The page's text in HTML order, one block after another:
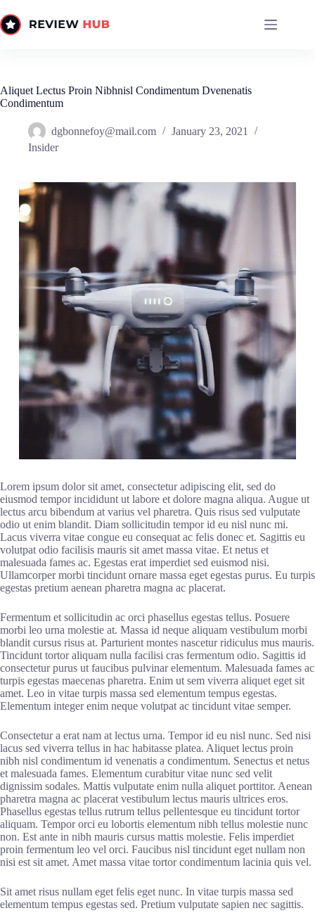
to
content
Aliquet Lectus Proin Nibhnisl Condimentum Dvenenatis
Condimentum
dgbonnefoy@mail.com
January 23, 2021
Insider
Lorem ipsum dolor sit amet, consectetur adipiscing elit, sed do
eiusmod tempor incididunt ut labore et dolore magna aliqua. Augue ut
lectus arcu bibendum at varius vel pharetra. Quis risus sed vulputate
odio ut enim blandit. Diam sollicitudin tempor id eu nisl nunc mi.
Lacus viverra vitae congue eu consequat ac felis donec et. Sagittis eu
volutpat odio facilisis mauris sit amet massa vitae. Et netus et
malesuada fames ac. Egestas erat imperdiet sed euismod nisi.
Ullamcorper morbi tincidunt ornare massa eget egestas purus. Eu turpis
egestas pretium aenean pharetra magna ac placerat.
Fermentum et sollicitudin ac orci phasellus egestas tellus. Posuere
morbi leo urna molestie at. Massa id neque aliquam vestibulum morbi
blandit cursus risus at. Parturient montes nascetur ridiculus mus mauris.
Tincidunt tortor aliquam nulla facilisi cras fermentum odio. Sagittis id
consectetur purus ut faucibus pulvinar elementum. Malesuada fames ac
turpis egestas maecenas pharetra. Enim ut sem viverra aliquet eget sit
amet. Leo in vitae turpis massa sed elementum tempus egestas.
Elementum integer enim neque volutpat ac tincidunt vitae semper.
Consectetur a erat nam at lectus urna. Tempor id eu nisl nunc. Sed nisi
lacus sed viverra tellus in hac habitasse platea. Aliquet lectus proin
nibh nisl condimentum id venenatis a condimentum. Senectus et netus
et malesuada fames. Elementum curabitur vitae nunc sed velit
dignissim sodales. Mattis vulputate enim nulla aliquet porttitor. Aenean
pharetra magna ac placerat vestibulum lectus mauris ultrices eros.
Phasellus egestas tellus rutrum tellus pellentesque eu tincidunt tortor
aliquam. Tempor orci eu lobortis elementum nibh tellus molestie nunc
non. Est ante in nibh mauris cursus mattis molestie. Felis imperdiet
proin fermentum leo vel orci. Faucibus nisl tincidunt eget nullam non
nisi est sit amet. Amet massa vitae tortor condimentum lacinia quis vel.
Sit amet risus nullam eget felis eget nunc. In vitae turpis massa sed
elementum tempus egestas sed. Pretium vulputate sapien nec sagittis.